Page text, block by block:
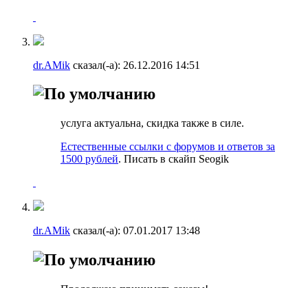
dr.AMik сказал(-а): 26.12.2016 14:51
услуга актуальна, скидка также в силе.
Естественные ссылки с форумов и ответов за
1500 рублей. Писать в скайп Seogik
dr.AMik сказал(-а): 07.01.2017 13:48